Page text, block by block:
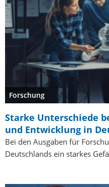
Forschung
Starke Unterschiede
und Entwicklung in
Bei den Ausgaben für
Deutschlands ein starkes